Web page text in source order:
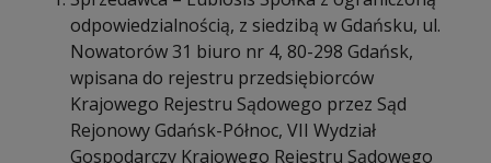
odpowiedzialnością, z siedzibą w Gdańsku, ul.
Nowatorów 31 biuro nr 4, 80-298 Gdańsk,
wpisana do rejestru przedsiębiorców
Krajowego Rejestru Sądowego przez Sąd
Rejonowy Gdańsk-Północ, VII Wydział
Gospodarczy Krajowego Rejestru Sądowego